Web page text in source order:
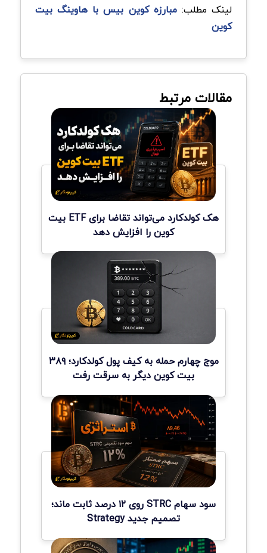
لینک مطلب:مبارزه کوین بیس با هاوینگ بیت
کوین
مقالات مرتبط
هک کولدکارد می‌تواند تقاضا برای ETF بیت
کوین را افزایش دهد
موج چهارم حمله به کیف پول کولدکارد؛ ۳۸۹
بیت کوین دیگر به سرقت رفت
سود سهام STRC روی ۱۲ درصد ثابت ماند؛
تصمیم جدید Strategy